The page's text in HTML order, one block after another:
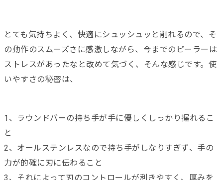
とても気持ちよく、快適にシュッシュッと削れるので、そ
の動作のスムーズさに感激しながら、今までのピーラーは
ストレスがあったなと改めて気づく、そんな感じです。使
いやすさの秘密は、
1、ラウンドバーの持ち手が手に優しくしっかり握れるこ
と
2、オールステンレスなので持ち手がしなりすぎず、手の
力が的確に刃に伝わること
3、それによって刃のコントロールが利きやすく、厚みを